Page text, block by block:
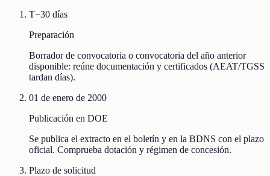
T−30 días
Preparación
Borrador de convocatoria o convocatoria del año anterior
disponible: reúne documentación y certificados (AEAT/TGSS
tardan días).
01 de enero de 2000
Publicación en DOE
Se publica el extracto en el boletín y en la BDNS con el plazo
oficial. Comprueba dotación y régimen de concesión.
Plazo de solicitud